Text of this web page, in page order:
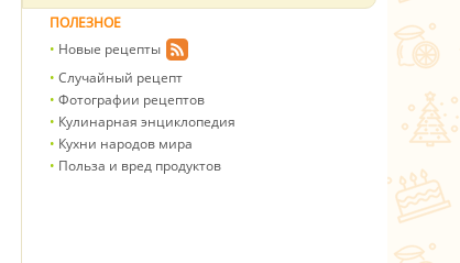
ПОЛЕЗНОЕ
Новые рецепты
Случайный рецепт
Фотографии рецептов
Кулинарная энциклопедия
Кухни народов мира
Польза и вред продуктов